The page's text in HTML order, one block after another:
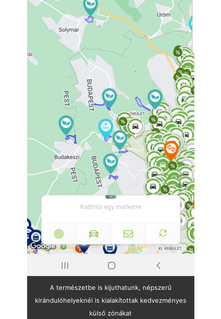
A természetbe is kijuthatunk, népszerű
kirándulóhelyeknél is kialakítottak kedvezményes
külső zónákat